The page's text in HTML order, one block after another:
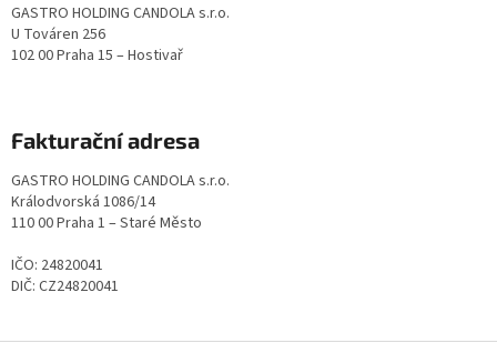
GASTRO HOLDING CANDOLA s.r.o.
U Továren 256
102 00 Praha 15 – Hostivař
Fakturační adresa
GASTRO HOLDING CANDOLA s.r.o.
Králodvorská 1086/14
110 00 Praha 1 – Staré Město
IČO: 24820041
DIČ: CZ24820041